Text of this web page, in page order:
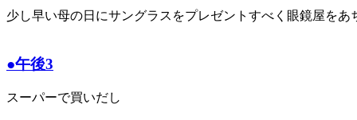
少し早い母の日にサングラスをプレゼントすべく眼鏡屋をあ
●午後3
スーパーで買いだし